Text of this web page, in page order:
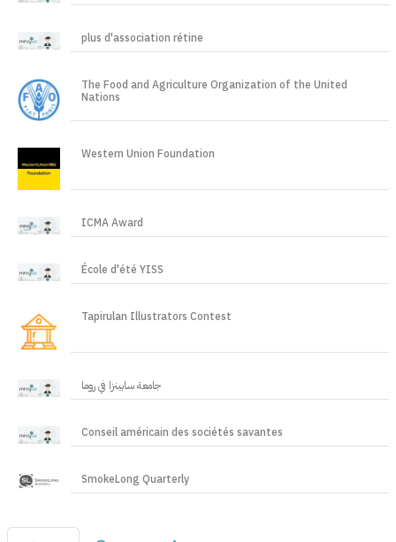
plus d'association rétine
The Food and Agriculture Organization of the United
Nations
Western Union Foundation
ICMA Award
École d'été YISS
Tapirulan Illustrators Contest
جامعة سابينزا في روما
Conseil américain des sociétés savantes
SmokeLong Quarterly